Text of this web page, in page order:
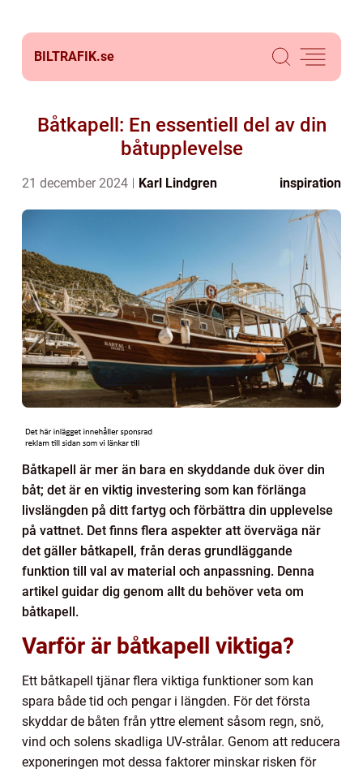
BILTRAFIK.se
Båtkapell: En essentiell del av din
båtupplevelse
21 december 2024 Karl Lindgren inspiration
Båtkapell är mer än bara en skyddande duk över din
båt; det är en viktig investering som kan förlänga
livslängden på ditt fartyg och förbättra din upplevelse
på vattnet. Det finns flera aspekter att överväga när
det gäller båtkapell, från deras grundläggande
funktion till val av material och anpassning. Denna
artikel guidar dig genom allt du behöver veta om
båtkapell.
Varför är båtkapell viktiga?
Ett båtkapell tjänar flera viktiga funktioner som kan
spara både tid och pengar i längden. För det första
skyddar de båten från yttre element såsom regn, snö,
vind och solens skadliga UV-strålar. Genom att reducera
exponeringen mot dessa faktorer minskar risken för